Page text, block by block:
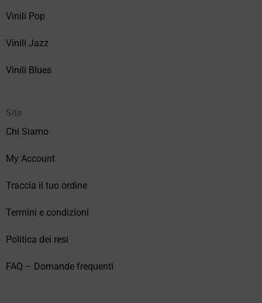
Vinili Pop
Vinili Jazz
Vinili Blues
Site
Chi Siamo
My Account
Traccia il tuo ordine
Termini e condizioni
Politica dei resi
FAQ – Domande frequenti